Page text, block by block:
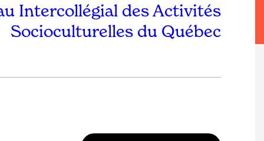
Intercollégial des Activités
Socioculturelles du Québec